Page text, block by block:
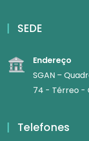
SEDE
Endereço
SGAN –
74 - Térreo -
Telefones